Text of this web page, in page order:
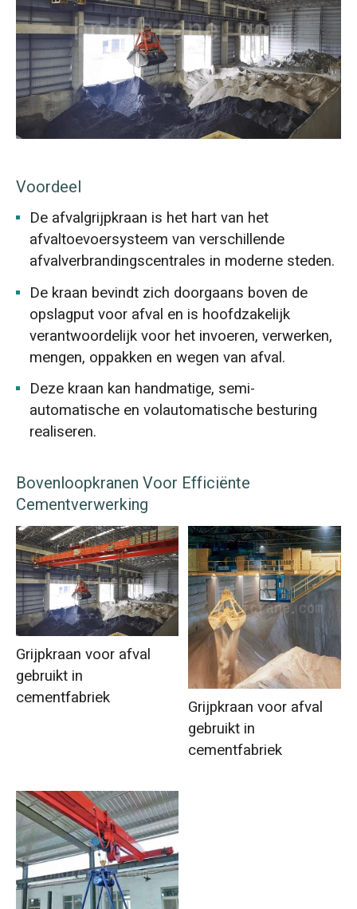
Voordeel
De afvalgrijpkraan is het hart van het
afvaltoevoersysteem van verschillende
afvalverbrandingscentrales in moderne steden.
De kraan bevindt zich doorgaans boven de
opslagput voor afval en is hoofdzakelijk
verantwoordelijk voor het invoeren, verwerken,
mengen, oppakken en wegen van afval.
Deze kraan kan handmatige, semi-
automatische en volautomatische besturing
realiseren.
Bovenloopkranen Voor Efficiënte
Cementverwerking
Grijpkraan voor afval
gebruikt in
cementfabriek
Grijpkraan voor afval
gebruikt in
cementfabriek